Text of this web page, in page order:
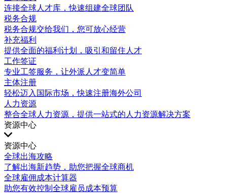
连接全球人才库，快速组建全球团队
税务合规
税务合规交给我们，您可放心经营
补充福利
提供全面的福利计划，吸引和留住人才
工作签证
专业工签服务，让外派人才变简单
主体注册
轻松迈入国际市场，快速注册海外公司
人力资源
整合全球人力资源，提供一站式的人力资源解决方案
资源中心
资源中心
全球出海攻略
了解出海新趋势，助您把握全球商机
全球雇佣成本计算器
助您有效控制全球雇员成本预算